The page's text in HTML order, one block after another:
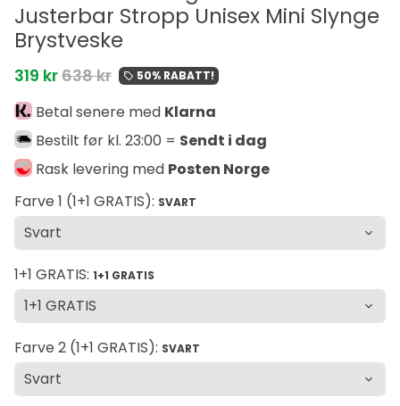
Justerbar Stropp Unisex Mini Slynge
Brystveske
319 kr638 kr local_offer 50% RABATT!
Betal senere med Klarna
Bestilt før kl. 23:00 = Sendt i dag
Rask levering med Posten Norge
Farve 1 (1+1 GRATIS): SVART
1+1 GRATIS: 1+1 GRATIS
Farve 2 (1+1 GRATIS): SVART